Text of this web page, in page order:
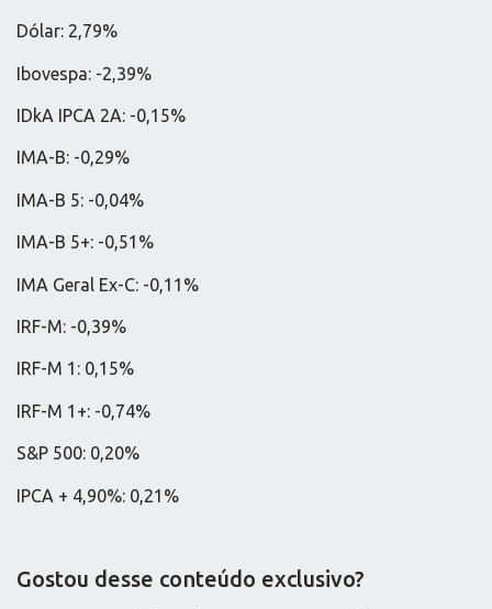
Dólar: 2,79%
Ibovespa: -2,39%
IDkA IPCA 2A: -0,15%
IMA-B: -0,29%
IMA-B 5: -0,04%
IMA-B 5+: -0,51%
IMA Geral Ex-C: -0,11%
IRF-M: -0,39%
IRF-M 1: 0,15%
IRF-M 1+: -0,74%
S&P 500: 0,20%
IPCA + 4,90%: 0,21%
Gostou desse conteúdo exclusivo?